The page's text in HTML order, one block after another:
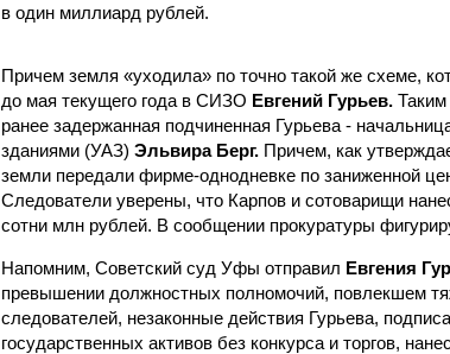
в один миллиард рублей.
Причем земля «уходила» по точно такой же схеме,
до мая текущего года в СИЗО Евгений Гурьев.Таким
ранее задержанная подчиненная Гурьева -
зданиями (УАЗ) Эльвира Берг.Причем, как
земли передали фирме-однодневке по заниженной
Следователи уверены, что Карпов и сотоварищи
сотни млн рублей. В сообщении прокуратуры
Напомним, Советский суд Уфы отправил Евгения
превышении должностных полномочий, повлекшем
следователей, незаконные действия Гурьева,
государственных активов без конкурса и торгов,